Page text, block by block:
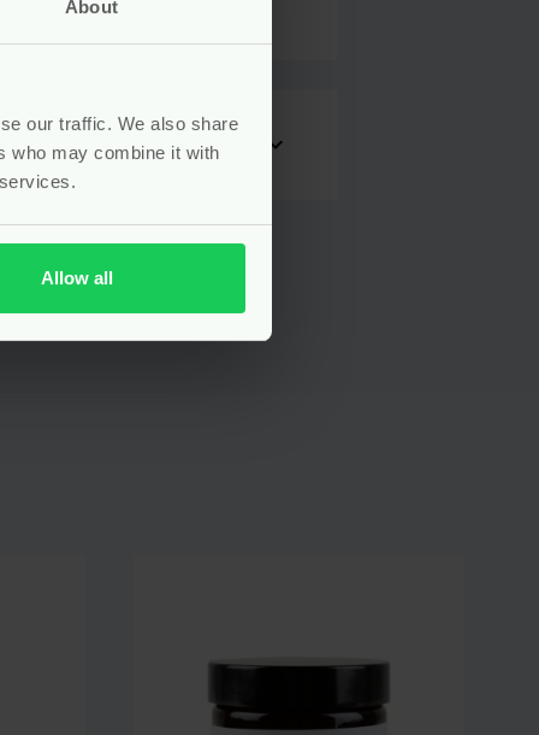
About
our traffic. We also share
who may combine it with
Allow all
expand_more